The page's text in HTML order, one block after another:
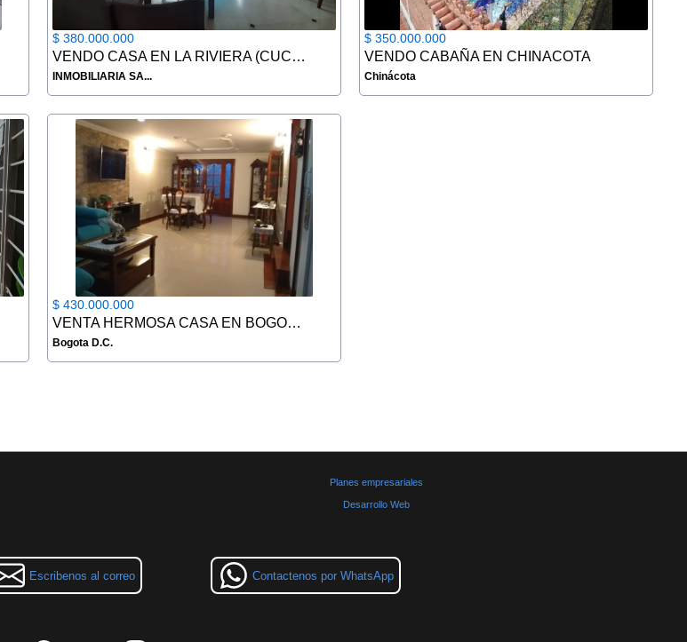
$ 380.000.000
VENDO CASA EN LA RIVIERA (CUCUTA)
INMOBILIARIA SA...
$ 350.000.000
VENDO CABAÑA EN CHINACOTA
Chinácota
$ 430.000.000
VENTA HERMOSA CASA EN BOGOTA FRENTE AL PORTAL 80
Bogota D.C.
Planes empresariales
Desarrollo Web
Escribenos al correo Contactenos por WhatsApp